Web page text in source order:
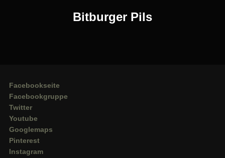
Bitburger Pils
Facebookseite
Facebookgruppe
Twitter
Youtube
Googlemaps
Pinterest
Instagram